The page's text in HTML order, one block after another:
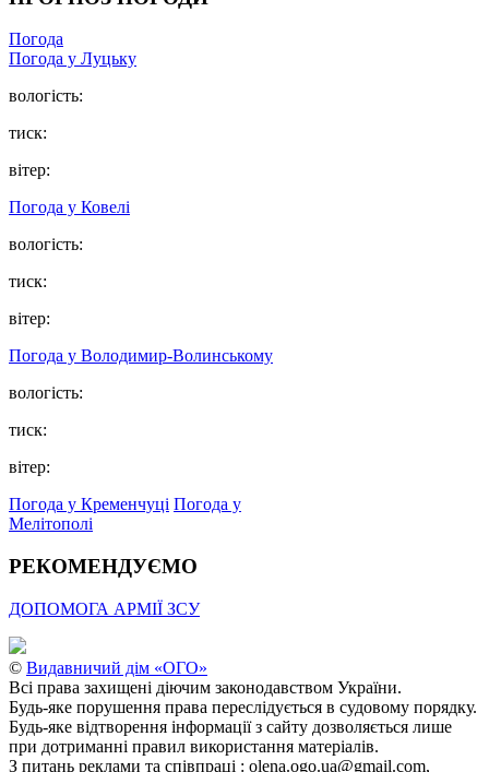
Погода
Погода у Луцьку
вологість:
тиск:
вітер:
Погода у Ковелі
вологість:
тиск:
вітер:
Погода у Володимир-Волинському
вологість:
тиск:
вітер:
Погода у Кременчуці Погода у
Мелітополі
РЕКОМЕНДУЄМО
ДОПОМОГА АРМІЇ ЗСУ
© Видавничий дім «ОГО»
Всі права захищені діючим законодавством України.
Будь-яке порушення права переслідується в судовому порядку.
Будь-яке відтворення інформації з сайту дозволяється лише
при дотриманні правил використання матеріалів.
З питань реклами та співпраці : olena.ogo.ua@gmail.com,